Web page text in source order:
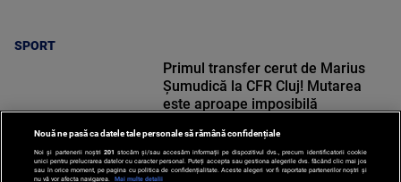
SPORT
Primul transfer cerut de Marius
Șumudică la CFR Cluj! Mutarea
este aproape imposibilă
Nouă ne pasă ca datele tale personale să rămână confidențiale
Noi și partenerii noștri 201 stocăm și/sau accesăm informații pe dispozitivul dvs., precum identificatorii cookie
unici pentru prelucrarea datelor cu caracter personal. Puteți accepta sau gestiona alegerile dvs. făcând clic mai jos
sau în orice moment, pe pagina cu politica de confidențialitate. Aceste alegeri vor fi raportate partenerilor noștri și
nu vă vor afecta navigarea.
Mai multe detalii